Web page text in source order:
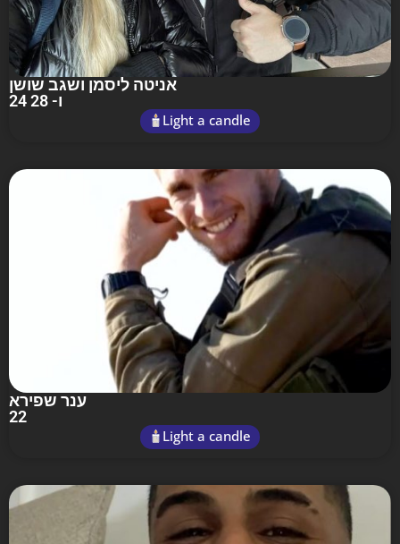
אניטה ליסמן ושגב שושן
24 ו- 28
Light a candle
ענר שפירא
22
Light a candle